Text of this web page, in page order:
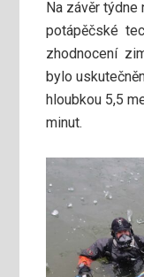
Na závěr týdne
potápěčské
zhodnocení
bylo
hloubkou 5,5
minut.